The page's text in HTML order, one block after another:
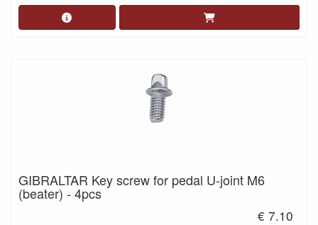
GIBRALTAR Key screw for pedal U-joint M6
(beater) - 4pcs
€ 7.10